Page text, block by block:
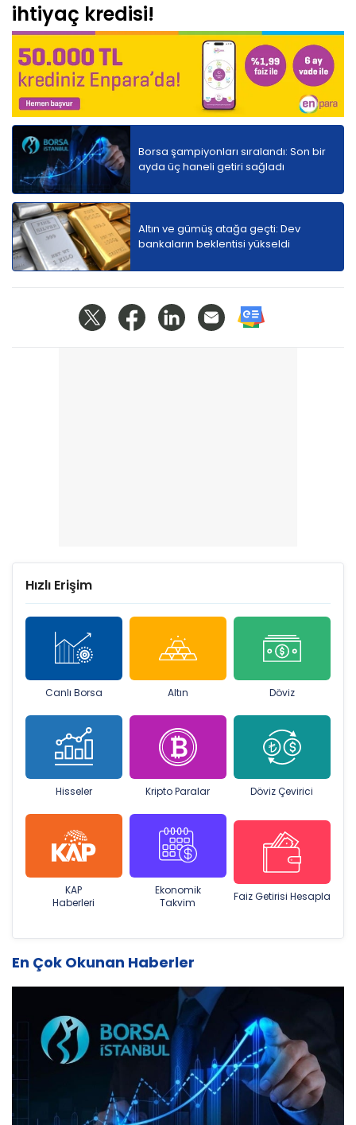
ihtiyaç kredisi!
Borsa şampiyonları sıralandı: Son bir
ayda üç haneli getiri sağladı
Altın ve gümüş atağa geçti: Dev
bankaların beklentisi yükseldi
Hızlı Erişim
Canlı Borsa Altın Döviz
Hisseler Kripto Paralar Döviz Çevirici
KAP
Haberleri
Ekonomik
Takvim
Faiz Getirisi Hesapla
En Çok Okunan Haberler